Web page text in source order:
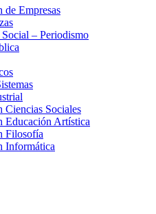
de Empresas
– Periodismo
Ciencias Sociales
Educación Artística
Filosofía
Informática